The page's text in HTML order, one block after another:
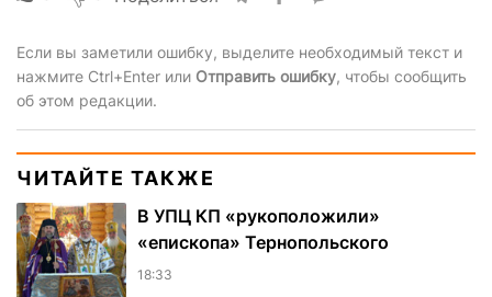
Если вы заметили ошибку, выделите необходимый текст и
нажмите Ctrl+Enter или Отправить ошибку, чтобы сообщить
об этом редакции.
ЧИТАЙТЕ ТАКЖЕ
В УПЦ КП «рукоположили»
«епископа» Тернопольского
18:33